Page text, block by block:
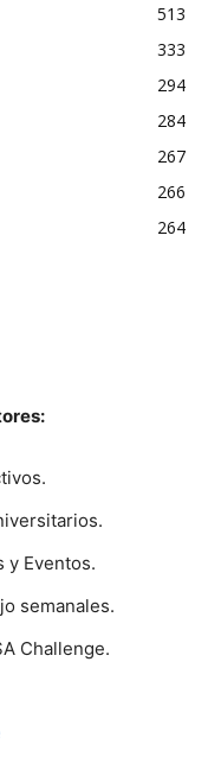
513
333
294
284
267
266
264
y Eventos.
semanales.
Challenge.